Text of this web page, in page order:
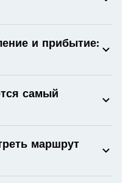
и прибытие:
самый
маршрут